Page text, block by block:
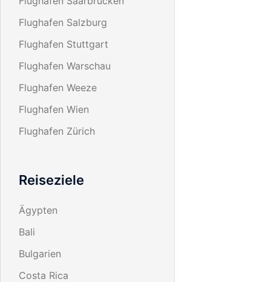
Flughafen Salzburg
Flughafen Stuttgart
Flughafen Warschau
Flughafen Weeze
Flughafen Wien
Flughafen Zürich
Reiseziele
Ägypten
Bali
Bulgarien
Costa Rica